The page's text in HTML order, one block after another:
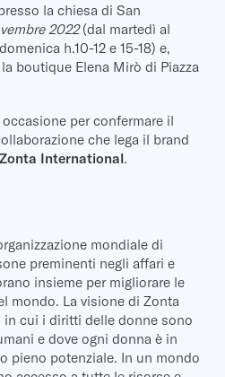
la chiesa di San
2022(dal martedì al
h.10-12 e 15-18) e,
boutique Elena Mirò di Piazza
occasione per confermare il
che lega il brand
Zonta International.
mondiale di
preminenti negli affari e
insieme per migliorare le
mondo. La visione di Zonta
cui i diritti delle donne sono
e dove ogni donna è in
pieno potenziale. In un mondo